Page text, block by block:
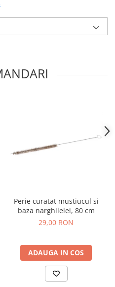
Perie curatat mustiucul si
baza narghilelei, 80 cm
29,00 RON
ADAUGA IN COS